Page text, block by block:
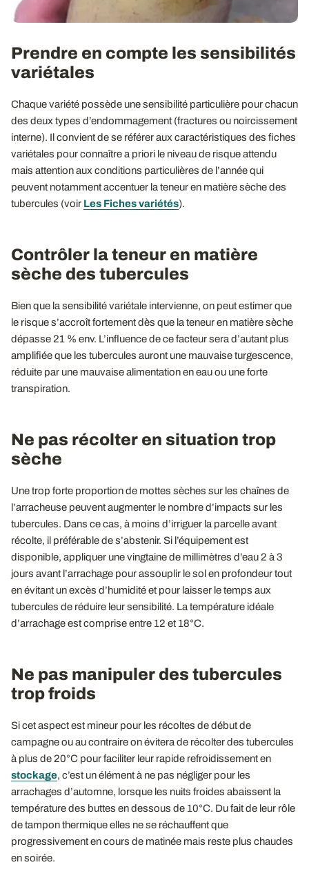
Prendre en compte les sensibilités
variétales
Chaque variété possède une sensibilité particulière pour chacun
des deux types d’endommagement (fractures ou noircissement
interne). Il convient de se référer aux caractéristiques des fiches
variétales pour connaître a priori le niveau de risque attendu
mais attention aux conditions particulières de l’année qui
peuvent notamment accentuer la teneur en matière sèche des
tubercules (voir Les Fiches variétés).
Contrôler la teneur en matière
sèche des tubercules
Bien que la sensibilité variétale intervienne, on peut estimer que
le risque s’accroît fortement dès que la teneur en matière sèche
dépasse 21 % env. L’influence de ce facteur sera d’autant plus
amplifiée que les tubercules auront une mauvaise turgescence,
réduite par une mauvaise alimentation en eau ou une forte
transpiration.
Ne pas récolter en situation trop
sèche
Une trop forte proportion de mottes sèches sur les chaînes de
l’arracheuse peuvent augmenter le nombre d’impacts sur les
tubercules. Dans ce cas, à moins d’irriguer la parcelle avant
récolte, il préférable de s’abstenir. Si l’équipement est
disponible, appliquer une vingtaine de millimètres d’eau 2 à 3
jours avant l’arrachage pour assouplir le sol en profondeur tout
en évitant un excès d’humidité et pour laisser le temps aux
tubercules de réduire leur sensibilité. La température idéale
d’arrachage est comprise entre 12 et 18°C.
Ne pas manipuler des tubercules
trop froids
Si cet aspect est mineur pour les récoltes de début de
campagne ou au contraire on évitera de récolter des tubercules
à plus de 20°C pour faciliter leur rapide refroidissement en
stockage, c’est un élément à ne pas négliger pour les
arrachages d’automne, lorsque les nuits froides abaissent la
température des buttes en dessous de 10°C. Du fait de leur rôle
de tampon thermique elles ne se réchauffent que
progressivement en cours de matinée mais reste plus chaudes
en soirée.